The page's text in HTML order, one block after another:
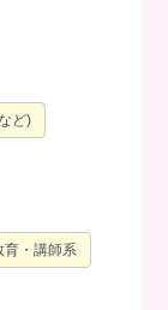
ど)
育・講師系